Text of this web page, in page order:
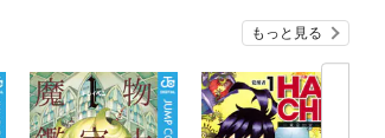
もっと見る